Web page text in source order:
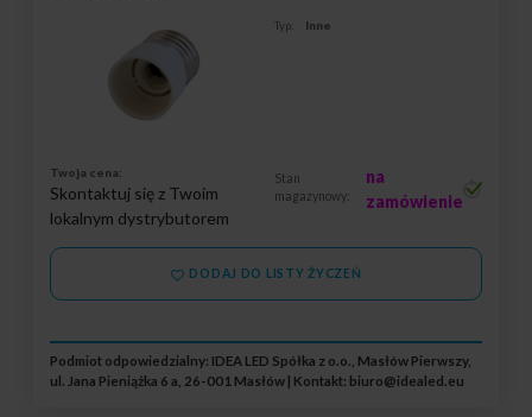
Typ: Inne
Twoja cena:
Skontaktuj się z Twoim
lokalnym dystrybutorem
Stan
magazynowy:
na
zamówienie
DODAJ DO LISTY ŻYCZEŃ
Podmiot odpowiedzialny: IDEA LED Spółka z o.o., Masłów Pierwszy,
ul. Jana Pieniążka 6 a, 26-001 Masłów | Kontakt: biuro@idealed.eu